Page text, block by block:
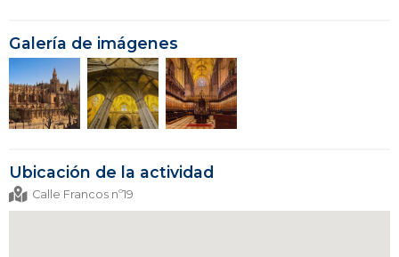
Galería de imágenes
Ubicación de la actividad
Calle Francos nº19